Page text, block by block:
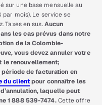
sur une base mensuelle au
mois). Le service se
Taxes en sus.Aucun
les cas prévus dans notre
de la Colombie-
vous devez annuler votre
le renouvellement;
de facturation en
du clientpour connaître les
laquelle peut
1 888 539-7474.Cette offre